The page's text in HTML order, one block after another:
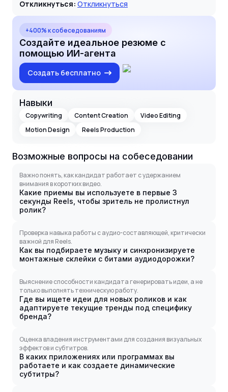
Откликнуться: Откликнуться
+400% к собеседованиям
Создайте идеальное резюме с
помощью ИИ-агента
Создать бесплатно
Навыки
Copywriting Content Creation
Video Editing
Motion Design
Reels Production
Возможные вопросы на собеседовании
Важно понять, как кандидат работает с удержанием
внимания в коротких видео.
Какие приемы вы используете в первые 3
секунды Reels, чтобы зритель не пролистнул
ролик?
Проверка навыка работы с аудио-составляющей, критически
важной для Reels.
Как вы подбираете музыку и синхронизируете
монтажные склейки с битами аудиодорожки?
Выяснение способности кандидата генерировать идеи, а не
только выполнять техническую работу.
Где вы ищете идеи для новых роликов и как
адаптируете текущие тренды под специфику
бренда?
Оценка владения инструментами для создания визуальных
эффектов и субтитров.
В каких приложениях или программах вы
работаете и как создаете динамические
субтитры?